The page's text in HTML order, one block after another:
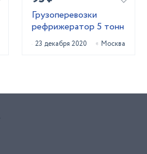
Грузоперевозки
рефрижератор 5 тонн
23 декабря 2020 Москва